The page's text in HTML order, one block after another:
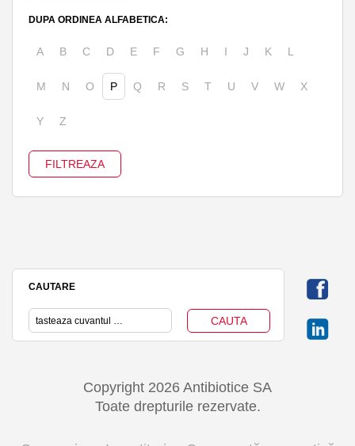
DUPA ORDINEA ALFABETICA:
A B C D E F G H I J K L
M N O P Q R S T U V W X
Y Z
CAUTARE
Copyright 2026 Antibiotice SA
Toate drepturile rezervate.